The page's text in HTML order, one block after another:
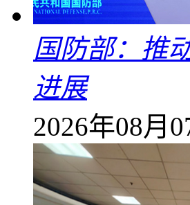
国防部：推
进展
2026年08月